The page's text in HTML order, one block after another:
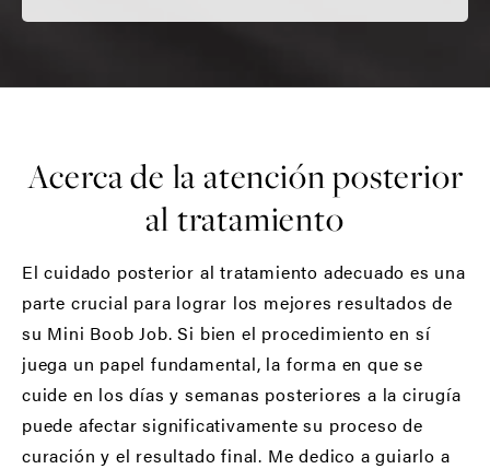
Acerca de la atención posterior
al tratamiento
El cuidado posterior al tratamiento adecuado es una
parte crucial para lograr los mejores resultados de
su Mini Boob Job. Si bien el procedimiento en sí
juega un papel fundamental, la forma en que se
cuide en los días y semanas posteriores a la cirugía
puede afectar significativamente su proceso de
curación y el resultado final. Me dedico a guiarlo a